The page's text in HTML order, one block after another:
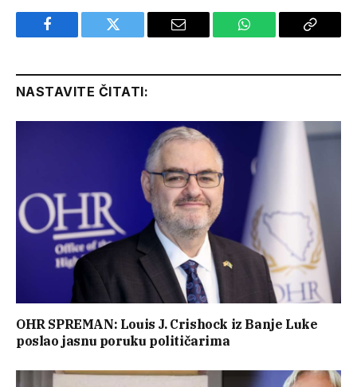
Facebook Twitter Email WhatsApp Copy
NASTAVITE ČITATI:
OHR SPREMAN: Louis J. Crishock iz Banje Luke
poslao jasnu poruku političarima